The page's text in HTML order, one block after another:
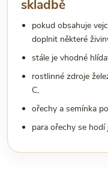
skladbě
pokud obsahuje
doplnit některé
stále je vhodné
rostlinné zdroje
C,
ořechy a semínka
para ořechy se